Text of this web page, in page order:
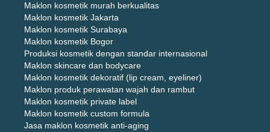
Maklon kosmetik murah berkualitas
Maklon kosmetik Jakarta
Maklon kosmetik Surabaya
Maklon kosmetik Bogor
Produksi kosmetik dengan standar internasional
Maklon skincare dan bodycare
Maklon kosmetik dekoratif (lip cream, eyeliner)
Maklon produk perawatan wajah dan rambut
Maklon kosmetik private label
Maklon kosmetik custom formula
Jasa maklon kosmetik anti-aging